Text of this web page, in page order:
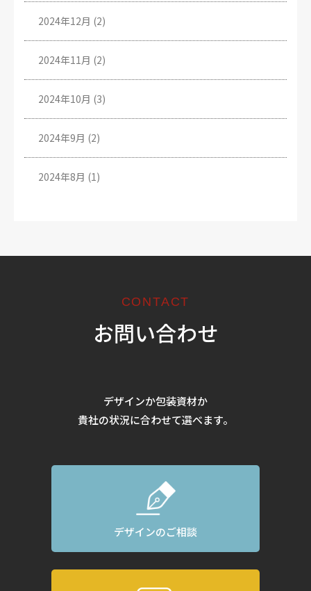
2024年12月 (2)
2024年11月 (2)
2024年10月 (3)
2024年9月 (2)
2024年8月 (1)
CONTACT
お問い合わせ
デザインか包装資材か
貴社の状況に合わせて選べます。
デザインのご相談